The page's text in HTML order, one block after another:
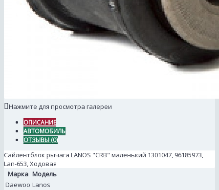
Нажмите для просмотра галереи
ОПИСАНИЕ
АВТОМОБИЛЬ
ОТЗЫВЫ (0)
Сайлентблок рычага LANOS "CRB" маленький 1301047, 96185973,
Lan-653, Ходовая
Марка Модель
Daewoo Lanos